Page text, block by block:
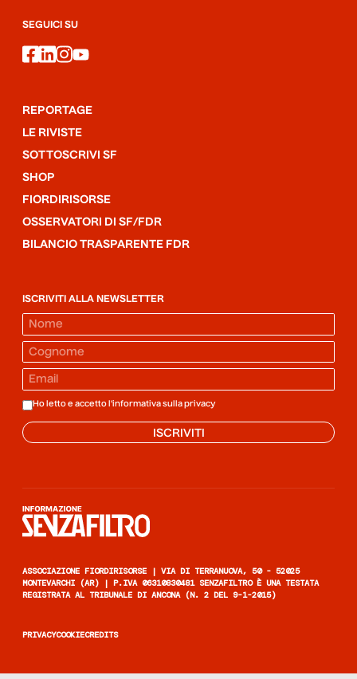
SEGUICI SU
facebook
linkedin
instagram
youtube
REPORTAGE
LE RIVISTE
SOTTOSCRIVI SF
SHOP
FIORDIRISORSE
OSSERVATORI DI SF/FDR
BILANCIO TRASPARENTE FDR
ISCRIVITI ALLA NEWSLETTER
Ho letto e accetto l'informativa sulla privacy
ISCRIVITI
ASSOCIAZIONE FIORDIRISORSE | VIA DI TERRANUOVA, 50 - 52025
MONTEVARCHI (AR) | P.IVA 06310830481 SENZAFILTRO È UNA TESTATA
REGISTRATA AL TRIBUNALE DI ANCONA (N. 2 DEL 9-1-2015)
PRIVACYCOOKIECREDITS